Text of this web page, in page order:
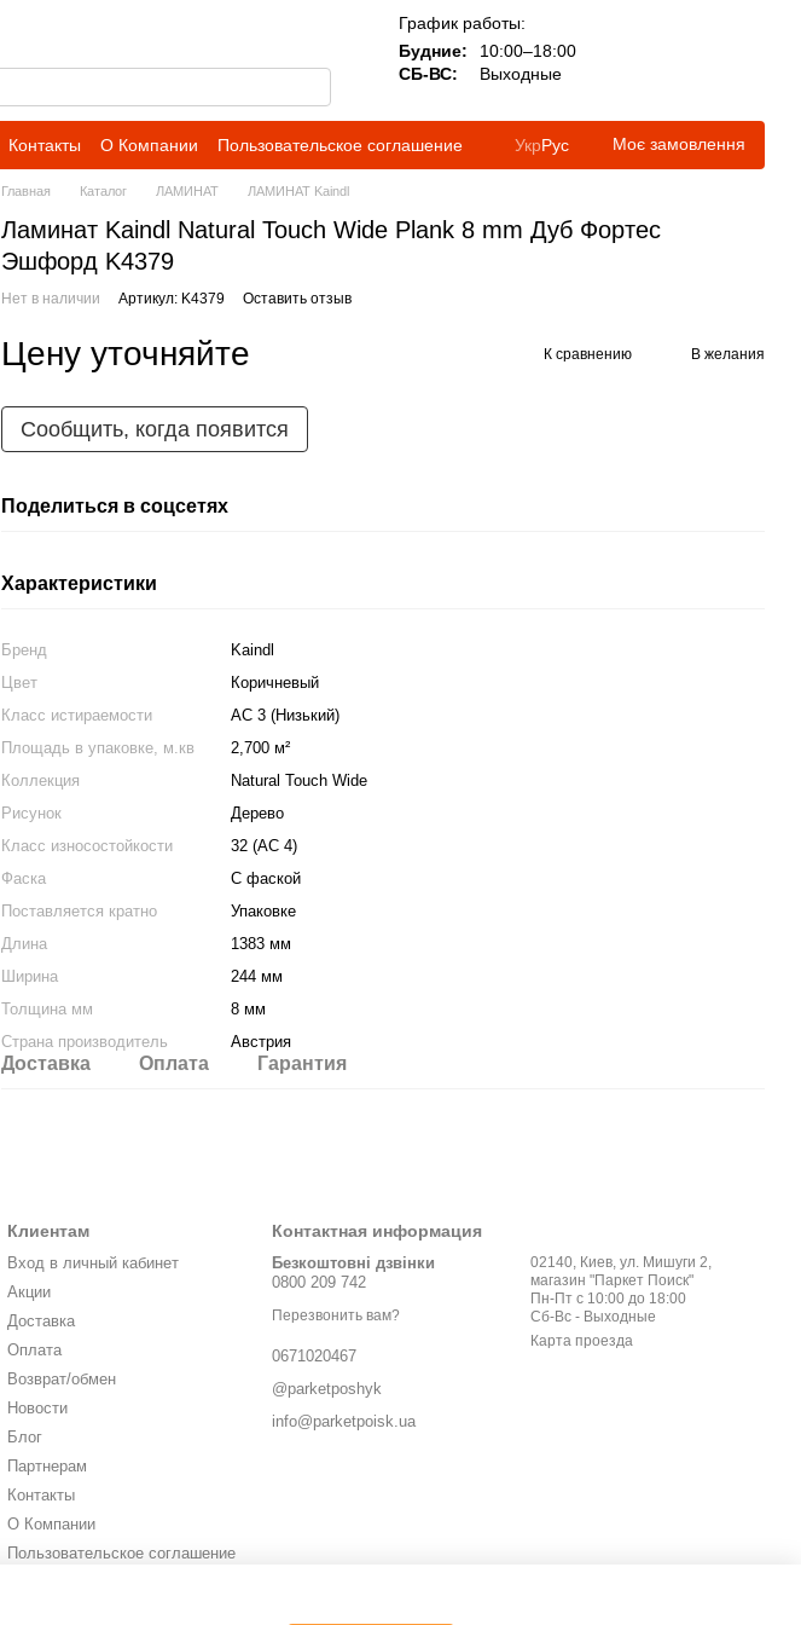
График работы:
Будние:
10:00–18:00
СБ-ВС:
Выходные
Контакты О Компании Пользовательское соглашение УкрРус Моє замовлення
Главная Каталог ЛАМИНАТ ЛАМИНАТ Kaindl
Ламинат Kaindl Natural Touch Wide Plank 8 mm Дуб Фортес
Эшфорд K4379
Нет в наличии Артикул: K4379 Оставить отзыв
Цену уточняйте К сравнению В желания
Сообщить, когда появится
Поделиться в соцсетях
Характеристики
Бренд
Kaindl
Цвет
Коричневый
Класс истираемости
АС 3 (Низький)
Площадь в упаковке, м.кв
2,700 м²
Коллекция
Natural Touch Wide
Рисунок
Дерево
Класс износостойкости
32 (АС 4)
Фаска
С фаской
Поставляется кратно
Упаковке
Длина
1383 мм
Ширина
244 мм
Толщина мм
8 мм
Страна производитель
Австрия
Доставка Оплата Гарантия
Клиентам
Вход в личный кабинет
Акции
Доставка
Оплата
Возврат/обмен
Новости
Блог
Партнерам
Контакты
О Компании
Пользовательское соглашение
Контактная информация
Безкоштовні дзвінки
0800 209 742
Перезвонить вам?
0671020467
@parketposhyk
info@parketpoisk.ua
02140, Киев, ул. Мишуги 2,
магазин "Паркет Поиск"
Пн-Пт с 10:00 до 18:00
Сб-Вс - Выходные
Карта проезда